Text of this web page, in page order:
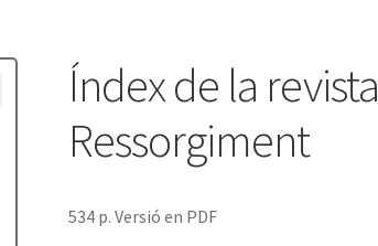
Índex de la revista
Ressorgiment
534 p. Versió en PDF